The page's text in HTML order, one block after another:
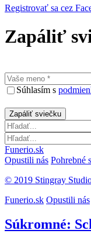
Registrovať sa cez
Zapáliť
Súhlasím s
Funerio.sk
Opustili nás Pohrebné
© 2019 Stingray
Funerio.sk Opustili nás
Súkromné: